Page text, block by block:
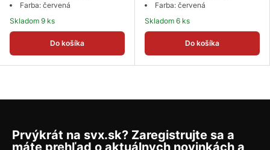
Farba: červená
Skladom 9 ks
Do košíka
Farba: červená
Skladom 6 ks
Do košíka
Prvýkrát na svx.sk? Zaregistrujte sa a
máte prehľad o aktuálnych novinkách a